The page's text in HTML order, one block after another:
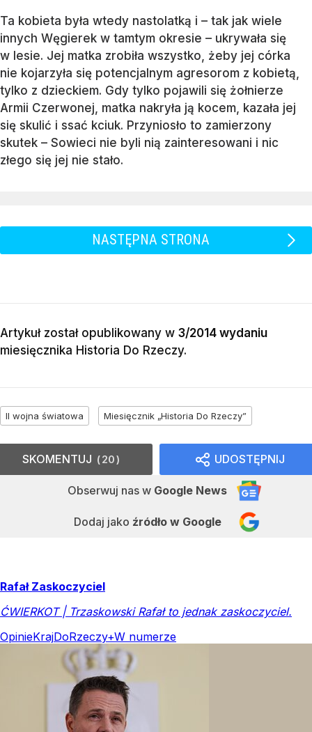
Ta kobieta była wtedy nastolatką i – tak jak wiele
innych Węgierek w tamtym okresie – ukrywała się
w lesie. Jej matka zrobiła wszystko, żeby jej córka
nie kojarzyła się potencjalnym agresorom z kobietą,
tylko z dzieckiem. Gdy tylko pojawili się żołnierze
Armii Czerwonej, matka nakryła ją kocem, kazała jej
się skulić i ssać kciuk. Przyniosło to zamierzony
skutek – Sowieci nie byli nią zainteresowani i nic
złego się jej nie stało.
NASTĘPNA STRONA
Artykuł został opublikowany w 3/2014 wydaniu
miesięcznika Historia Do Rzeczy.
II wojna światowa Miesięcznik „Historia Do Rzeczy”
UDOSTĘPNIJ
Obserwuj nas w Google News
Dodaj jako źródło w Google
SKOMENTUJ 20
Rafał Zaskoczyciel
ĆWIERKOT | Trzaskowski Rafał to jednak zaskoczyciel.
OpinieKrajDoRzeczy+W numerze